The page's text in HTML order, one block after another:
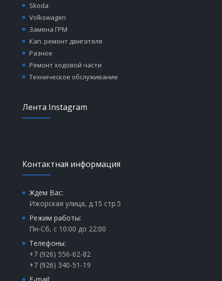
Skoda
Volkswagen
Замена ГРМ
Кап. ремонт двигателя
Разное
Ремонт ходовой части
Техническое обслуживание
Лента Instagram
Контактная информация
Ждем Вас:
Ижорская улица, д.15 стр.5
Режим работы:
Пн-Сб, с 10:00 до 22:00
Телефоны:
+7 (926) 556-62-82
+7 (926) 340-51-19